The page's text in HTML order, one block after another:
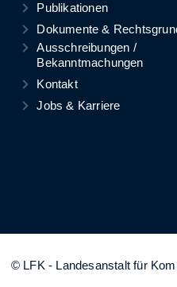
Publikationen
Dokumente &
Ausschreibungen /
Bekanntmachungen
Kontakt
Jobs & Karriere
© LFK - Landesanstalt für